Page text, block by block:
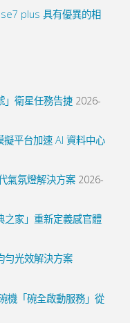
plus 具有優異的相
」衛星任務告捷 2026-
平台加速 AI 資料中心
氣氛燈解決方案 2026-
之家」重新定義感官體
勻光效解決方案
機「碗全啟動服務」從